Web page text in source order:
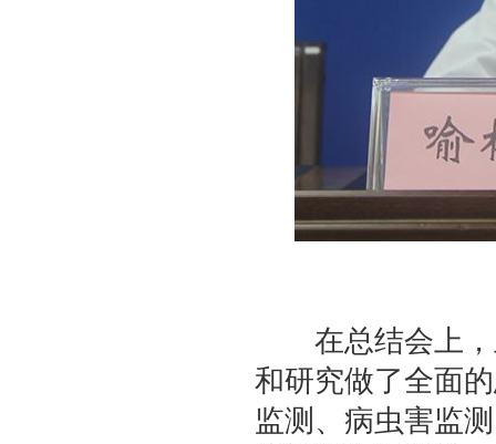
在总结会上，
和研究做了全面
监测、病虫害监